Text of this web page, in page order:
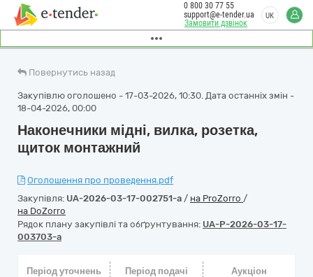
Замовити дзвінок
0 800 30 77 55
support@e-tender.ua
UK
Повернутись назад
Закупівлю оголошено - 17-03-2026, 10:30. Дата останніх змін -
18-04-2026, 00:00
Наконечники мідні, вилка, розетка,
щиток монтажний
Оголошення про проведення.pdf
Закупівля: UA-2026-03-17-002751-a / на ProZorro /
на DoZorro
Рядок плану закупівлі та обґрунтування: UA-P-2026-03-17-
003703-a
Період уточнень
Період подачі
Аукціон